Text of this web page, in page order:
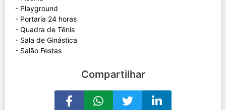
- Playground
- Portaria 24 horas
- Quadra de Tênis
- Sala de Ginástica
Compartilhar